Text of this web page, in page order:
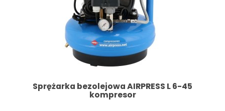
Sprężarka bezolejowa AIRPRESS L 6-45
kompresor